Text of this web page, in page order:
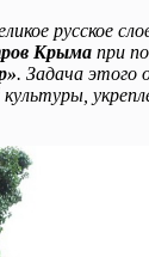
русское
Крыма при
. Задача этого